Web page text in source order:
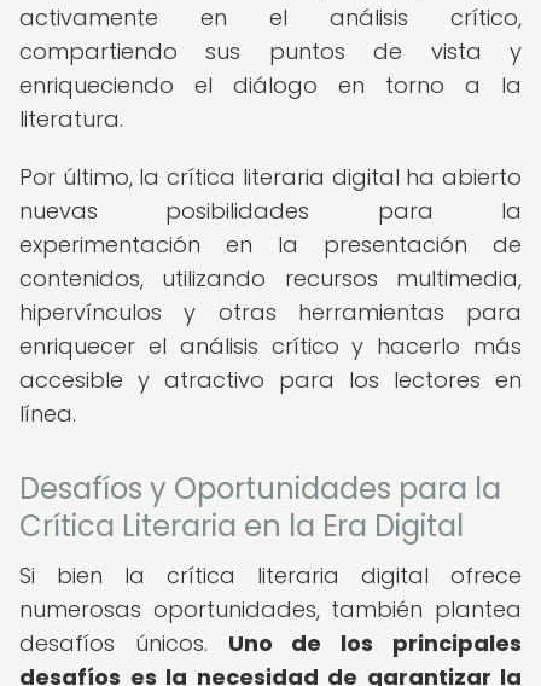
activamente en el análisis crítico,
compartiendo sus puntos de vista y
enriqueciendo el diálogo en torno a la
literatura.
Por último, la crítica literaria digital ha abierto
nuevas posibilidades para la
experimentación en la presentación de
contenidos, utilizando recursos multimedia,
hipervínculos y otras herramientas para
enriquecer el análisis crítico y hacerlo más
accesible y atractivo para los lectores en
línea.
Desafíos y Oportunidades para la
Crítica Literaria en la Era Digital
Si bien la crítica literaria digital ofrece
numerosas oportunidades, también plantea
desafíos únicos. Uno de los principales
desafíos es la necesidad de garantizar la